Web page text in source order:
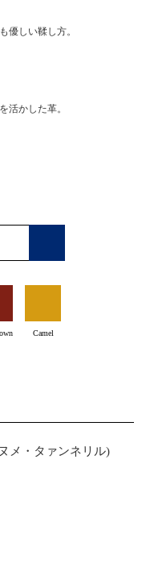
優しい鞣し方。
活かした革。
Camel
メ・タァンネリル)